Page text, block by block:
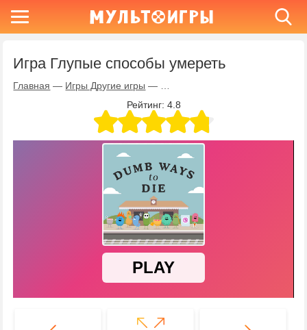
Игра Глупые способы умереть
Главная — Игры Другие игры —
Рейтинг: 4.8